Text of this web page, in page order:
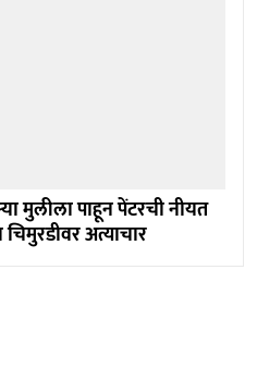
मुलीला पाहून पेंटरची नीयत
चिमुरडीवर अत्याचार